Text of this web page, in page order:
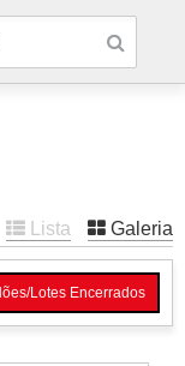
Lista Galeria
Lotes Encerrados